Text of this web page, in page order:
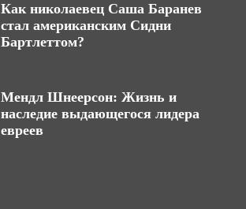
Как николаевец Саша Баранев
стал американским Сидни
Бартлеттом?
Мендл Шнеерсон: Жизнь и
наследие выдающегося лидера
евреев